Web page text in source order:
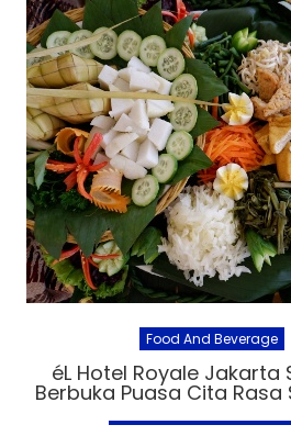
Food And Beverage
éL Hotel Royale Jakarta
Berbuka Puasa Cita